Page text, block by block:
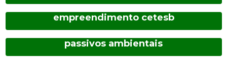
Plano de desativação do
empreendimento cetesb
Recuperação de áreas degradadas e
passivos ambientais